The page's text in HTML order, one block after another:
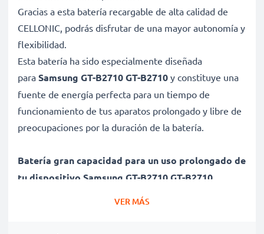
Gracias a esta batería recargable de alta calidad de
CELLONIC, podrás disfrutar de una mayor autonomía y
flexibilidad.
Esta batería ha sido especialmente diseñada
para Samsung GT-B2710 GT-B2710 y constituye una
fuente de energía perfecta para un tiempo de
funcionamiento de tus aparatos prolongado y libre de
preocupaciones por la duración de la batería.
Batería gran capacidad para un uso prolongado de
tu dispositivo Samsung GT-B2710 GT-B2710
✔ Batería recargable con gran capacidad 750mAh y
VER MÁS